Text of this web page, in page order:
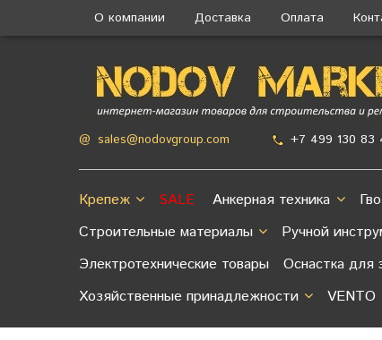
О компании Доставка Оплата
@ sales@nodovgroup.com +7 499 130 83
Крепеж SALE Анкерная техника
Строительные материалы
Ручной
Электротехнические товары
Оснастка для
Хозяйственные принадлежности
VENTO